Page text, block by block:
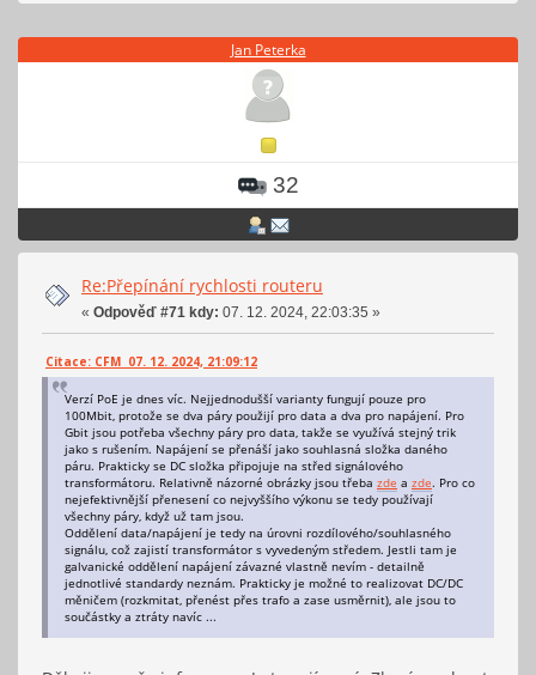
Jan Peterka
32
Re:Přepínání rychlosti routeru
« Odpověď #71 kdy: 07. 12. 2024, 22:03:35 »
Citace: CFM 07. 12. 2024, 21:09:12
Verzí PoE je dnes víc. Nejjednodušší varianty fungují pouze pro
100Mbit, protože se dva páry použijí pro data a dva pro napájení. Pro
Gbit jsou potřeba všechny páry pro data, takže se využívá stejný trik
jako s rušením. Napájení se přenáší jako souhlasná složka daného
páru. Prakticky se DC složka připojuje na střed signálového
transformátoru. Relativně názorné obrázky jsou třeba zde a zde. Pro co
nejefektivnější přenesení co nejvyššího výkonu se tedy používají
všechny páry, když už tam jsou.
Oddělení data/napájení je tedy na úrovni rozdílového/souhlasného
signálu, což zajistí transformátor s vyvedeným středem. Jestli tam je
galvanické oddělení napájení závazné vlastně nevím - detailně
jednotlivé standardy neznám. Prakticky je možné to realizovat DC/DC
měničem (rozkmitat, přenést přes trafo a zase usměrnit), ale jsou to
součástky a ztráty navíc ...